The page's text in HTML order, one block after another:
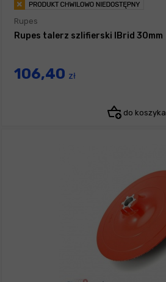
Rupes
Rupes talerz szlifierski IBrid 30mm
106,40 zł
do koszyka